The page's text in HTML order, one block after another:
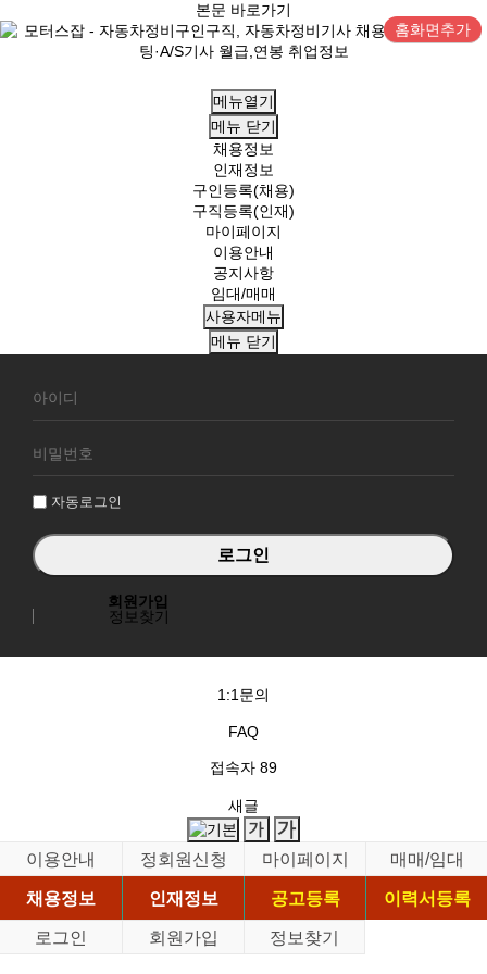
본문 바로가기
홈화면추가
메뉴열기
메뉴 닫기
채용정보
인재정보
구인등록(채용)
구직등록(인재)
마이페이지
이용안내
공지사항
임대/매매
사용자메뉴
메뉴 닫기
원
그
자동로그인
회원가입
정보찾기
1:1문의
FAQ
접속자 89
새글
이용안내 정회원신청 마이페이지
매매/임대
채용정보
인재정보 공고등록
이력서등록
로그인
회원가입 정보찾기